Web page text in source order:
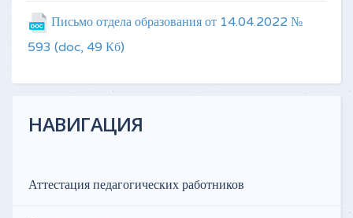
Письмо отдела образования от 14.04.2022 №
593 (doc, 49 Кб)
НАВИГАЦИЯ
Аттестация педагогических работников